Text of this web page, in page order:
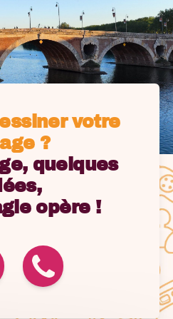
votre
?
quelques
opère !